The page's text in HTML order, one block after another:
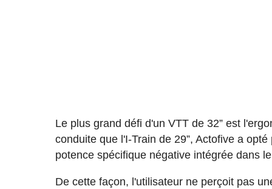
Le plus grand défi d'un VTT de 32” est
conduite que l'I-Train de 29”, Actofive a
potence spécifique négative intégrée dans
De cette façon, l'utilisateur ne perçoit pas